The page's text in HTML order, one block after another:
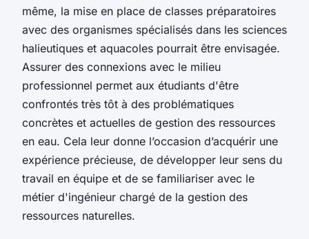
même, la mise en place de classes préparatoires
avec des organismes spécialisés dans les sciences
halieutiques et aquacoles pourrait être envisagée.
Assurer des connexions avec le milieu
professionnel permet aux étudiants d'être
confrontés très tôt à des problématiques
concrètes et actuelles de gestion des ressources
en eau. Cela leur donne l’occasion d’acquérir une
expérience précieuse, de développer leur sens du
travail en équipe et de se familiariser avec le
métier d'ingénieur chargé de la gestion des
ressources naturelles.